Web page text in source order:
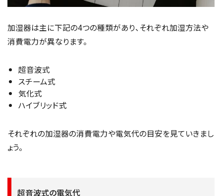
加湿器は主に下記の4つの種類があり、それぞれ加湿方法や
消費電力が異なります。
超音波式
スチーム式
気化式
ハイブリッド式
それぞれの加湿器の消費電力や電気代の目安を見ていきまし
ょう。
超音波式の電気代